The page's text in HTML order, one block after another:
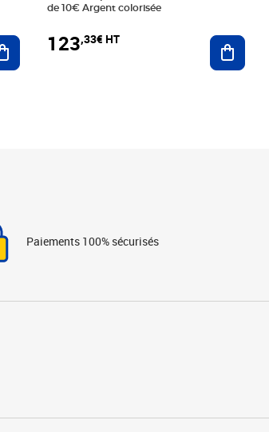
Ajouter au panier
de 10€ Argent colorisée
123,33€ HT
Paiements 100% sécurisés